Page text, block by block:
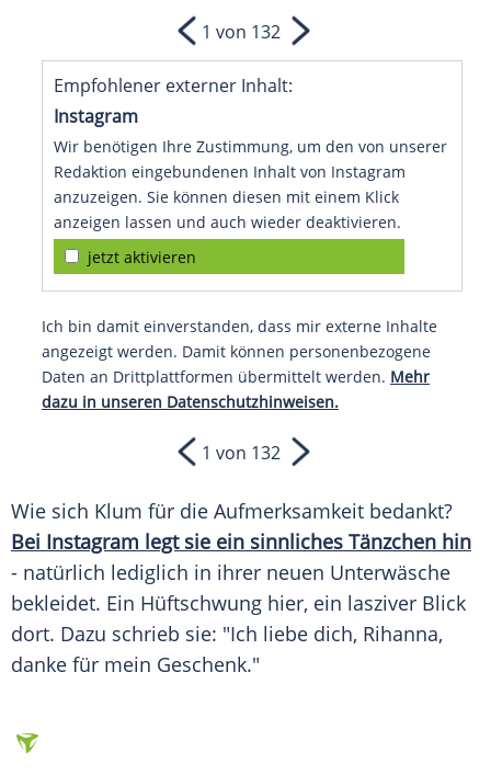
Empfohlener externer Inhalt:
Instagram
Wir benötigen Ihre Zustimmung, um den von unserer
Redaktion eingebundenen Inhalt von Instagram
anzuzeigen. Sie können diesen mit einem Klick
anzeigen lassen und auch wieder deaktivieren.
jetzt aktivieren
Ich bin damit einverstanden, dass mir externe Inhalte
angezeigt werden. Damit können personenbezogene
Daten an Drittplattformen übermittelt werden. Mehr
dazu in unseren Datenschutzhinweisen.
1 von 132
1 von 132
Wie sich Klum für die Aufmerksamkeit bedankt?
Bei Instagram legt sie ein sinnliches Tänzchen hin
- natürlich lediglich in ihrer neuen Unterwäsche
bekleidet. Ein Hüftschwung hier, ein lasziver Blick
dort. Dazu schrieb sie: "Ich liebe dich, Rihanna,
danke für mein Geschenk."